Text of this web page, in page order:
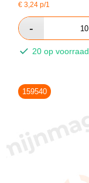
€3,24 p/1
20 op voorraad
159540